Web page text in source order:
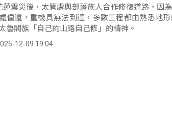
蓮震災後，太管處與部落族人合作修復道路，因
偏遠，重機具無法到達，多數工程都由熟悉地形
魯閣族「自己的山路自己修」的精神。
12-09 19:04